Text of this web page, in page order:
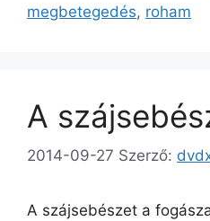
megbetegedés, roham
A
2014-09-27 Szerző:
A szájsebészet a